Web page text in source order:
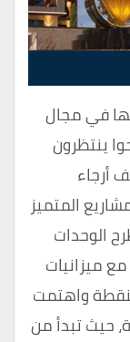
في مجال
ينتظرون
أرجاء
المتميز
الوحدات
ميزانيات
واهتمت
حيث تبدأ من